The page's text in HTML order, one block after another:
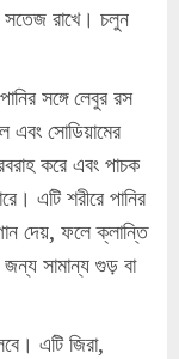
সতেজ রাখে। চলুন
সঙ্গে লেবুর রস
এবং সোডিয়ামের
করে এবং পাচক
এটি শরীরে পানির
দেয়, ফলে ক্লান্তি
সামান্য গুড় বা
এটি জিরা,